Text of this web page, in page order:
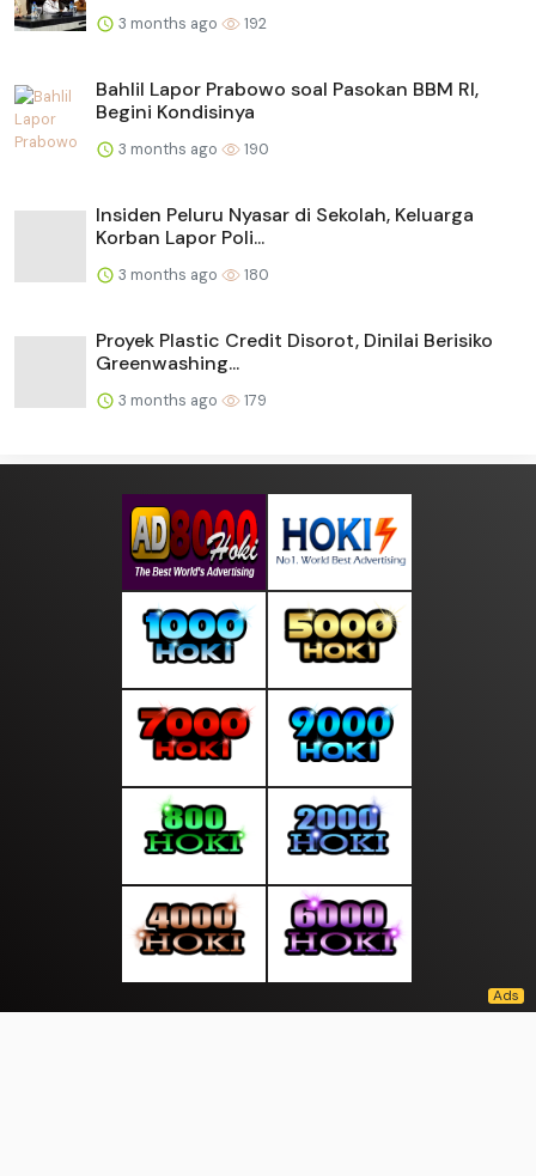
3 months ago 192
Bahlil Lapor Prabowo soal Pasokan BBM RI,
Begini Kondisinya
3 months ago 190
Insiden Peluru Nyasar di Sekolah, Keluarga
Korban Lapor Poli...
3 months ago 180
Proyek Plastic Credit Disorot, Dinilai Berisiko
Greenwashing...
3 months ago 179